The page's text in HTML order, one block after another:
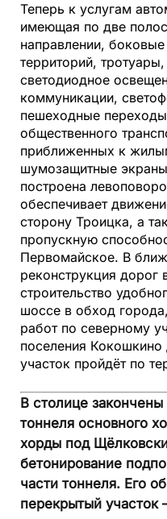
Теперь к услугам
имеющая по две
направлении,
территорий,
светодиодное
коммуникации,
пешеходные
общественного
приближенных к
шумозащитные
построена
обеспечивает
сторону Троицка, а
пропускную
Первомайское. В
реконструкция
строительство
шоссе в обход
работ по северному
поселения
участок пройдёт по
В столице
тоннеля основного
хорды под
бетонирование
части тоннеля. Его
перекрытый участок